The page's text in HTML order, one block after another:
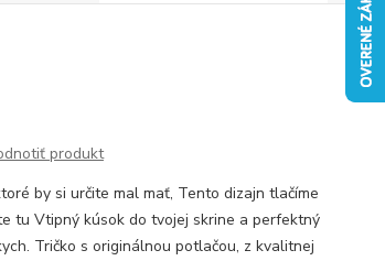
produkt
by si určite mal mať, Tento dizajn tlačíme
tu Vtipný kúsok do tvojej skrine a perfektný
Tričko s originálnou potlačou, z kvalitnej